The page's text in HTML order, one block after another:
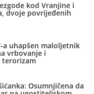
kod Vranjine i
dvoje povrijeđenih
a uhapšen maloljetnik
vrbovanje i
terorizam
Osumnjičena da